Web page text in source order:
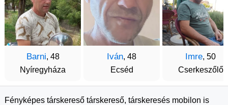
Barni, 48
Nyíregyháza
Iván, 48
Ecséd
Imre, 50
Cserkeszőlő
Fényképes társkereső társkereső, társkeresés mobilon is